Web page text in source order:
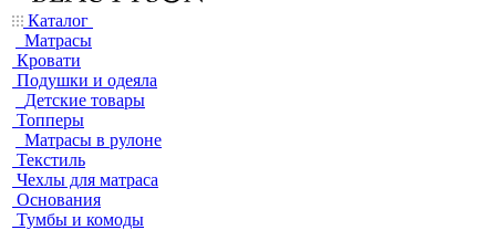
Каталог
Матрасы
Кровати
Подушки и одеяла
Детские товары
Топперы
Матрасы в рулоне
Текстиль
Чехлы для матраса
Основания
Тумбы и комоды